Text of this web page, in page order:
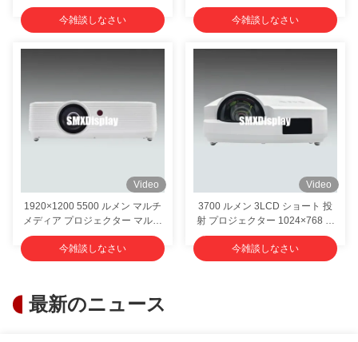
透室 プロジェクション用
WUXGA 解析度
今雑談しなさい
スピーカー
今雑談しなさい
Video
1920×1200 5500 ルメン マルチ
メディア プロジェクター マルチ
メディア プロジェクター マニュ
アルズーム付き
今雑談しなさい
Video
3700 ルメン 3LCD ショート 投
射 プロジェクター 1024×768 解
像度 教室用
今雑談しなさい
最新のニュース